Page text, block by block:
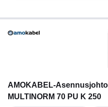
AMOKABEL-
MULTINORM 70 PU K 250